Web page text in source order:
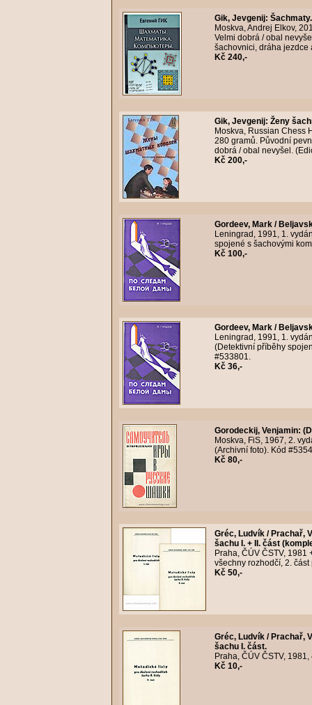
Gik, Jevgenij:
Moskva, Andrej Elkov,
Velmi dobrá / obal
šachovnici, dráha jezdce
Kč 240,-
Gik, Jevgenij: Ženy
Moskva, Russian Chess
280 gramů. Původní
dobrá / obal nevyšel.
Kč 200,-
Gordeev, Mark /
Leningrad, 1991, 1.
spojené s šachovými
Kč 100,-
Gordeev, Mark /
Leningrad, 1991, 1.
(Detektivní příběhy
#533801.
Kč 36,-
Gorodeckij, Venjamin:
Moskva, FiS, 1967, 2.
(Archivní foto). Kód
Kč 80,-
Gréc, Ludvík / Prachař,
šachu I. + II. část
Praha, ČÚV ČSTV, 1981
všechny rozhodčí, 2.
Kč 50,-
Gréc, Ludvík / Prachař,
šachu I. část.
Praha, ČÚV ČSTV,
Kč 10,-